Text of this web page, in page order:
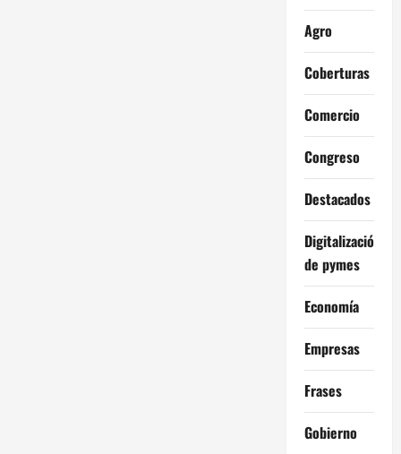
Agro
Coberturas
Comercio
Congreso
Destacados
Digitalización
de pymes
Economía
Empresas
Frases
Gobierno